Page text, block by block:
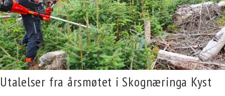
Utalelser fra årsmøtet i Skognæringa Kyst